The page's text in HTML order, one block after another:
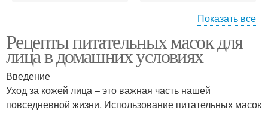
кожи
Маска для сухой кожи
Маска для жирной кожи Питательная маска
Показать все
Рецепты питательных масок для
лица в домашних условиях
Введение
Уход за кожей лица – это важная часть нашей
повседневной жизни. Использование питательных масок